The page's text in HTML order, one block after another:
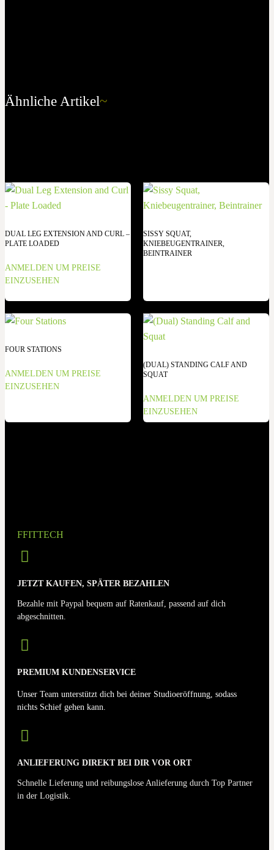
Ähnliche Artikel~
DUAL LEG EXTENSION AND CURL –
PLATE LOADED
ANMELDEN UM PREISE
EINZUSEHEN
SISSY SQUAT,
KNIEBEUGENTRAINER,
BEINTRAINER
FOUR STATIONS
ANMELDEN UM PREISE
EINZUSEHEN
(DUAL) STANDING CALF AND
SQUAT
ANMELDEN UM PREISE
EINZUSEHEN
FFITTECH
JETZT KAUFEN, SPÄTER BEZAHLEN
Bezahle mit Paypal bequem auf Ratenkauf, passend auf dich
abgeschnitten.
PREMIUM KUNDENSERVICE
Unser Team unterstützt dich bei deiner Studioeröffnung, sodass
nichts Schief gehen kann.
ANLIEFERUNG DIREKT BEI DIR VOR ORT
Schnelle Lieferung und reibungslose Anlieferung durch Top Partner
in der Logistik.